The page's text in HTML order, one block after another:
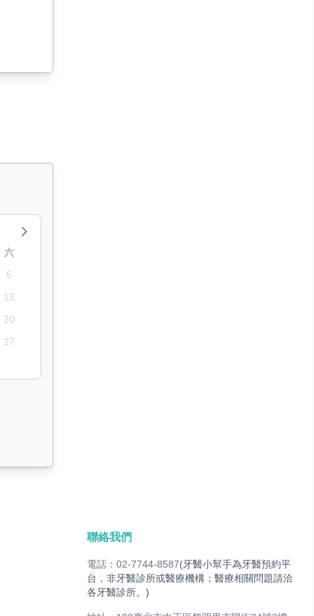
六
6
13
20
27
聯絡我們
電話：02-7744-8587(牙醫小幫手為牙醫預約平
台，非牙醫診所或醫療機構；醫療相關問題請洽
各牙醫診所。)